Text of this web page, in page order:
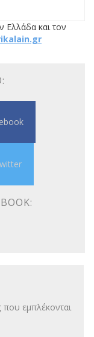
Ελλάδα και τον
εμπλέκονται